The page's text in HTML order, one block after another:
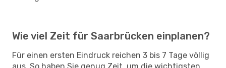
Wie viel Zeit für Saarbrücken einplanen?
Für einen ersten Eindruck reichen 3 bis 7 Tage völlig